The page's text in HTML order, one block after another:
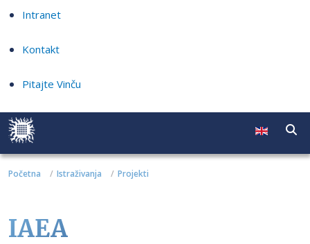
Intranet
Kontakt
Pitajte Vinču
Početna Istraživanja Projekti
IAEA